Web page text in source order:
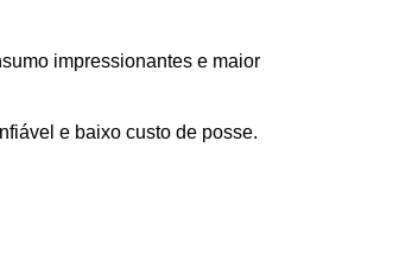
impressionantes e maior
e baixo custo de posse.